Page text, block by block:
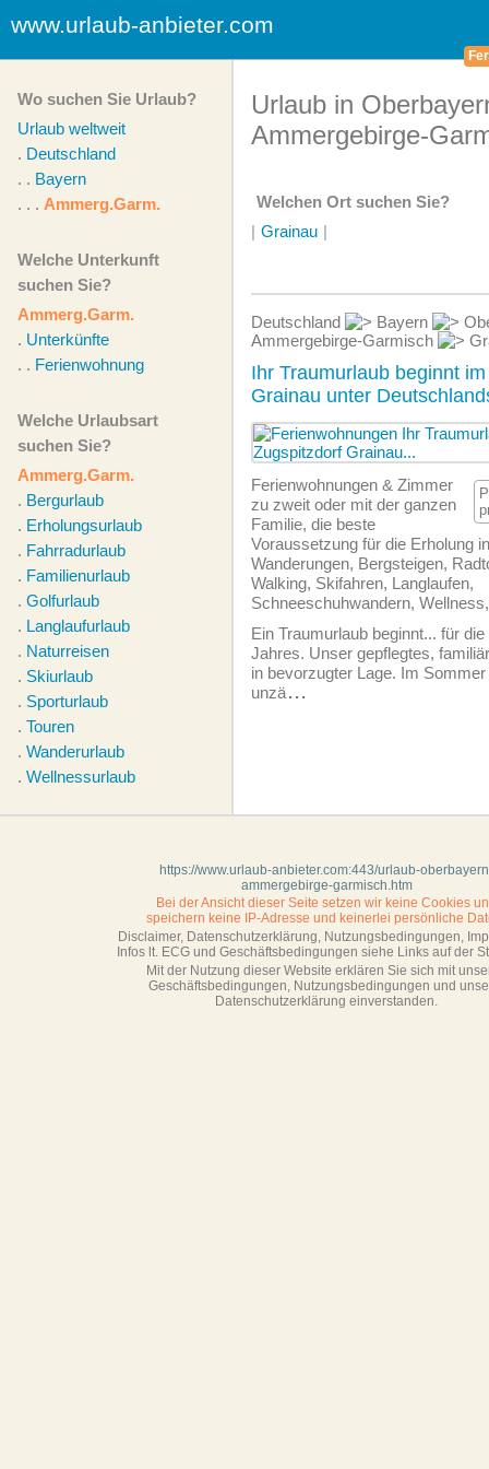
www.urlaub-anbieter.com
Wo suchen Sie Urlaub?
Urlaub weltweit
. Deutschland
. . Bayern
. . . Ammerg.Garm.
Welche Unterkunft
suchen Sie?
Ammerg.Garm.
. Unterkünfte
. . Ferienwohnung
Welche Urlaubsart
suchen Sie?
Ammerg.Garm.
. Bergurlaub
. Erholungsurlaub
. Fahrradurlaub
. Familienurlaub
. Golfurlaub
. Langlaufurlaub
. Naturreisen
. Skiurlaub
. Sporturlaub
. Touren
. Wanderurlaub
. Wellnessurlaub
Urlaub in
Ammergebirge-
Welchen Ort suchen Sie?
| Grainau |
Deutschland Bayern
Ammergebirge-Garmisch
Ihr Traumurlaub beginnt
Grainau unter
Ferien­wohnungen & Zimmer
zu zweit oder mit der ganzen
Familie, die beste
Voraussetzung für die Erholung
Wanderungen, Bergsteigen,
Walking, Skifahren, Langlaufen,
Schneeschuhwandern,
Ein Traumurlaub beginnt... für
Jahres. Unser gepflegtes,
in bevorzugter Lage. Im
unzä...
https://www.urlaub-anbieter.com:443/urlaub-
ammergebirge-garmisch.htm
Bei der Ansicht dieser Seite setzen wir keine Cookies
speichern keine IP-Adresse und keinerlei persönliche
Disclaimer, Datenschutzerklärung, Nutzungsbedingungen,
Infos lt. ECG und Geschäftsbedingungen siehe Links auf der
Mit der Nutzung dieser Website erklären Sie sich mit
Geschäftsbedin­gungen, Nutzungsbedingungen und
Datenschutzerklärung einverstanden.